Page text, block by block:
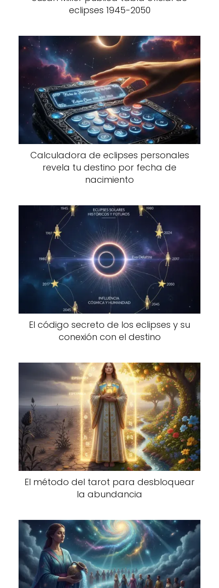
eclipses 1945-2050
Calculadora de eclipses personales
revela tu destino por fecha de
nacimiento
El código secreto de los eclipses y su
conexión con el destino
El método del tarot para desbloquear
la abundancia